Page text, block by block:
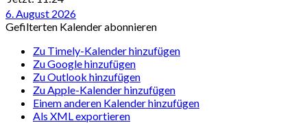
6. August 2026
Gefilterten Kalender abonnieren
Zu Timely-Kalender hinzufügen
Zu Google hinzufügen
Zu Outlook hinzufügen
Zu Apple-Kalender hinzufügen
Einem anderen Kalender hinzufügen
Als XML exportieren